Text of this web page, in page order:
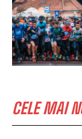
CELE MAI